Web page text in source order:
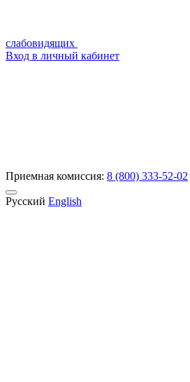
слабовидящих
Вход в личный кабинет
Приемная комиссия: 8 (800) 333-52-02
Русский English